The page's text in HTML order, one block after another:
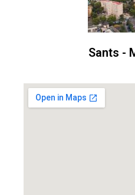
Sants -